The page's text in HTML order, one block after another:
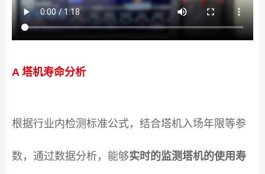
A 塔机寿命分析
根据行业内检测标准公式，结合塔机入场年限等参
数，通过数据分析，能够实时的监测塔机的使用寿